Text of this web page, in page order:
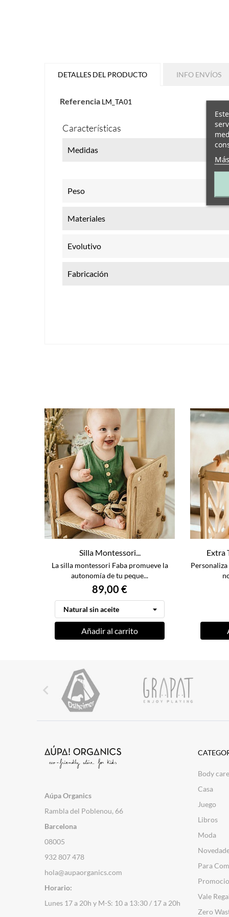
DETALLES DEL PRODUCTO INFO ENVÍOS
Referencia LM_TA01
Características
Medidas
Peso
Materiales
Evolutivo
Fabricación
Silla Montessori...
La silla montessori Faba promueve la
autonomía de tu peque...
89,00 €
Añadir al carrito
Extra

Aúpa Organics
Rambla del Poblenou, 66
Barcelona
08005
932 807 478
hola@aupaorganics.com
Horario:
Lunes 17 a 20h y M-S: 10 a 13:30 / 17 a 20h
Body care
Casa
Juego
Libros
Moda
Para
Vale
Zero